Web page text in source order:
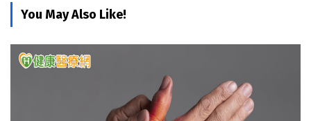
You May Also Like!